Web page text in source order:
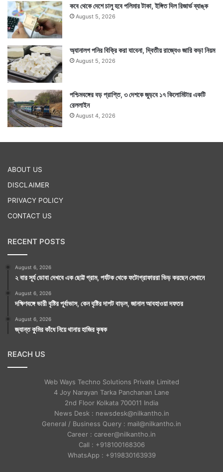
কবে থেকে দেশে চালু হবে পলিমার টাকা, ইঙ্গিত দিল রিজার্ভ ব্যাঙ্ক
August 5, 2026
অ্যানালগ পনির বিক্রি করা যাবেনা, দ্বিতীয় রাজ্যেও জারি কড়া নিয়ম
August 5, 2026
পশ্চিমবঙ্গের বড় প্রাপ্তি, ৩ দেশকে জুড়বে ১৭ কিলোমিটার একটি
রেললাইন
August 4, 2026
ABOUT US
DISCLAIMER
PRIVACY POLICY
CONTACT US
RECENT POSTS
August 6, 2026
২ বার সূর্য ডোবা দেখবে এক ছোট্ট গ্রাম, পর্যটক থেকে ফটোগ্রাফাররা ভিড় করছেন সেখানে
August 6, 2026
দক্ষিণবঙ্গে ভারী বৃষ্টির পূর্বাভাস, কেন বৃষ্টির দাপট বাড়ল, জানাল আবহাওয়া দফতর
August 6, 2026
জ্যান্ত কুমির কাঁধে নিয়ে থানায় হাজির কৃষক
REACH US
Web Ways Techno Solutions Private Limited
4 Joy Narayan Tarka Panchanan Lane
2nd Floor Kolkata 700011 India
News Desk : newsdesk@nilkantho.in
General / Business Query : mail@nilkantho.in
Career : career@nilkantho.in
Call : +918100168306
WhatsApp : +919830163939